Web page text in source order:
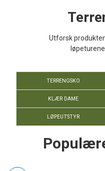
Utforsk
TERRENGSKO
KLÆR DAME
LØPEUTSTYR